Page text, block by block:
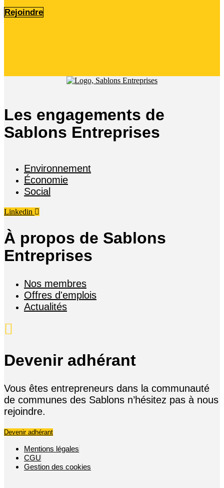
Rejoindre
Les engagements de
Sablons Entreprises
Environnement
Économie
Social
Linkedin
À propos de Sablons
Entreprises
Nos membres
Offres d'emplois
Actualités
Devenir adhérant
Vous êtes entrepreneurs dans la communauté
de communes des Sablons n’hésitez pas à nous
rejoindre.
Devenir adhérant
Mentions légales
CGU
Gestion des cookies